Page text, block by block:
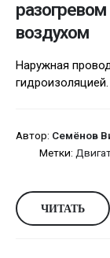
воздухом
Наружная
Автор: Семёнов
Метки:
ЧИТАТЬ